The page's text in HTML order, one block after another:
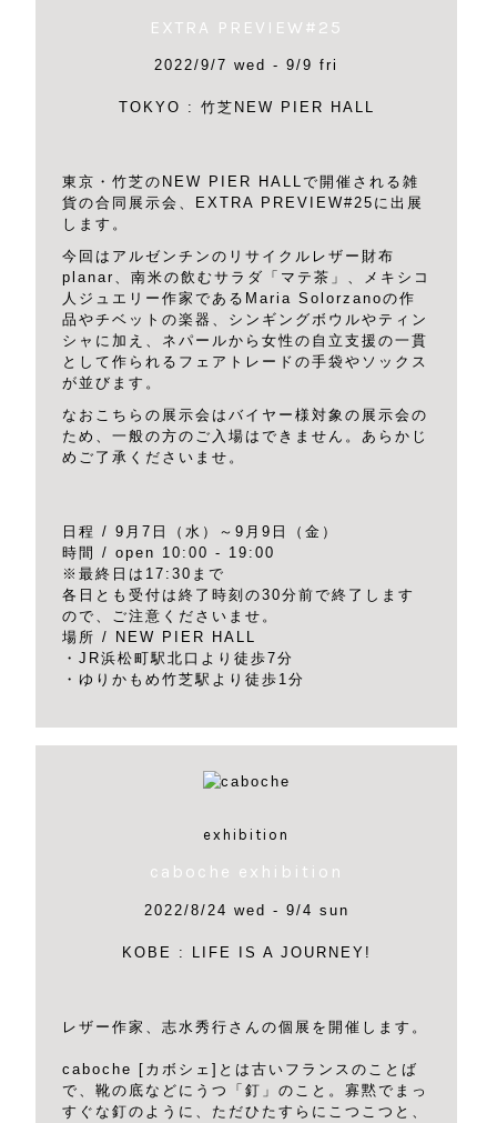
EXTRA PREVIEW#25
2022/9/7 wed - 9/9 fri
TOKYO : 竹芝NEW PIER HALL
東京・竹芝のNEW PIER HALLで開催される雑
貨の合同展示会、EXTRA PREVIEW#25に出展
します。
今回はアルゼンチンのリサイクルレザー財布
planar、南米の飲むサラダ「マテ茶」、メキシコ
人ジュエリー作家であるMaria Solorzanoの作
品やチベットの楽器、シンギングボウルやティン
シャに加え、ネパールから女性の自立支援の一貫
として作られるフェアトレードの手袋やソックス
が並びます。
なおこちらの展示会はバイヤー様対象の展示会の
ため、一般の方のご入場はできません。あらかじ
めご了承くださいませ。
日程 / 9月7日（水）～9月9日（金）
時間 / open 10:00 - 19:00
※最終日は17:30まで
各日とも受付は終了時刻の30分前で終了します
ので、ご注意くださいませ。
場所 / NEW PIER HALL
・JR浜松町駅北口より徒歩7分
・ゆりかもめ竹芝駅より徒歩1分
exhibition
caboche exhibition
2022/8/24 wed - 9/4 sun
KOBE : LIFE IS A JOURNEY!
レザー作家、志水秀行さんの個展を開催します。
caboche [カボシェ]とは古いフランスのことば
で、靴の底などにうつ「釘」のこと。寡黙でまっ
すぐな釘のように、ただひたすらにこつこつと、